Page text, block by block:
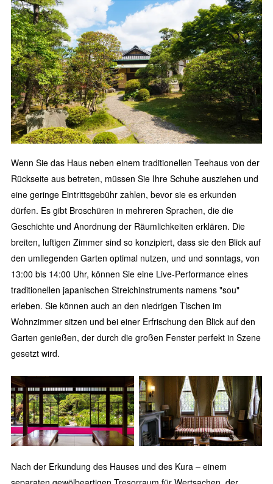
Wenn Sie das Haus neben einem traditionellen Teehaus von der
Rückseite aus betreten, müssen Sie Ihre Schuhe ausziehen und
eine geringe Eintrittsgebühr zahlen, bevor sie es erkunden
dürfen. Es gibt Broschüren in mehreren Sprachen, die die
Geschichte und Anordnung der Räumlichkeiten erklären. Die
breiten, luftigen Zimmer sind so konzipiert, dass sie den Blick auf
den umliegenden Garten optimal nutzen, und und sonntags, von
13:00 bis 14:00 Uhr, können Sie eine Live-Performance eines
traditionellen japanischen Streichinstruments namens "sou"
erleben. Sie können auch an den niedrigen Tischen im
Wohnzimmer sitzen und bei einer Erfrischung den Blick auf den
Garten genießen, der durch die großen Fenster perfekt in Szene
gesetzt wird.
Nach der Erkundung des Hauses und des Kura – einem